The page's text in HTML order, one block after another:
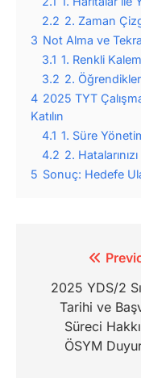
2.2 2. Zaman
3 Not Alma ve
3.1 1. Renkli
3.2 2.
4 2025 TYT
Katılın
4.1 1. Süre
4.2 2.
5 Sonuç: Hedefe
gezinmesi
2025 YDS/2
Tarihi ve
Süreci
ÖSYM